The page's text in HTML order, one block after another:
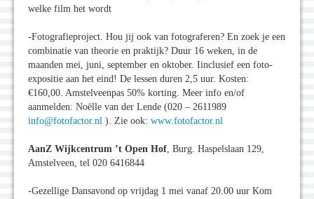
welke film het wordt
-Fotografieproject. Hou jij ook van fotograferen? En zoek je een
combinatie van theorie en praktijk? Duur 16 weken, in de
maanden mei, juni, september en oktober. Iinclusief een foto-
expositie aan het eind! De lessen duren 2,5 uur. Kosten:
€160,00. Amstelveenpas 50% korting. Meer info en/of
aanmelden: Noëlle van der Lende (020 – 2611989
info@fotofactor.nl ). Zie ook: www.fotofactor.nl
AanZ Wijkcentrum ’t Open Hof, Burg. Haspelslaan 129,
Amstelveen, tel 020 6416844
-Gezellige Dansavond op vrijdag 1 mei vanaf 20.00 uur Kom